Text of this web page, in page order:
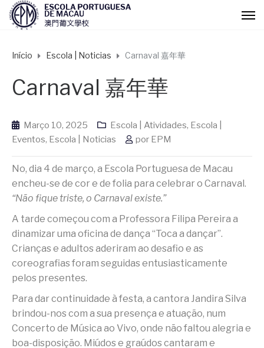
Início Escola | Noticias Carnaval 嘉年華
Carnaval 嘉年華
Março 10, 2025 Escola | Atividades, Escola |
Eventos, Escola | Noticias por EPM
No, dia 4 de março, a Escola Portuguesa de Macau
encheu-se de cor e de folia para celebrar o Carnaval.
“Não fique triste, o Carnaval existe.”
A tarde começou com a Professora Filipa Pereira a
dinamizar uma oficina de dança “Toca a dançar”.
Crianças e adultos aderiram ao desafio e as
coreografias foram seguidas entusiasticamente
pelos presentes.
Para dar continuidade à festa, a cantora Jandira Silva
brindou-nos com a sua presença e atuação, num
Concerto de Música ao Vivo, onde não faltou alegria e
boa-disposição. Miúdos e graúdos cantaram e